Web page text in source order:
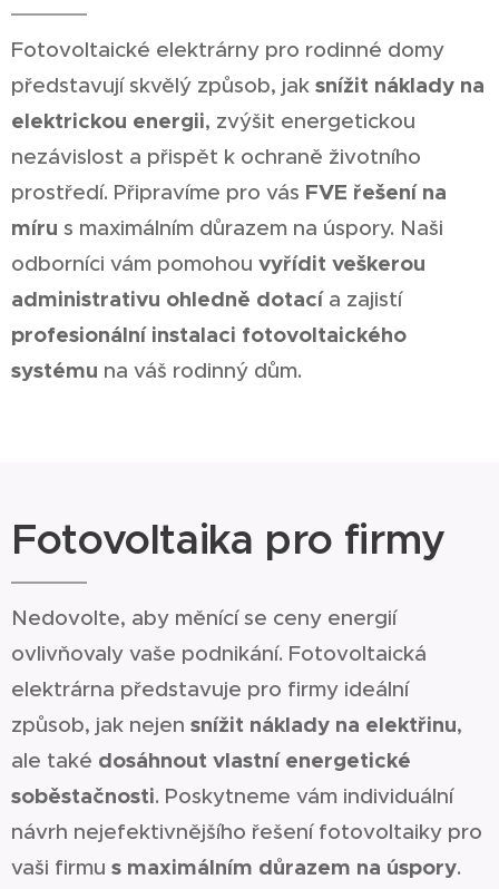
Fotovoltaické elektrárny pro rodinné domy
představují skvělý způsob, jak snížit náklady na
elektrickou energii, zvýšit energetickou
nezávislost a přispět k ochraně životního
prostředí. Připravíme pro vás FVE řešení na
míru s maximálním důrazem na úspory. Naši
odborníci vám pomohou vyřídit veškerou
administrativu ohledně dotacía zajistí
profesionální instalaci fotovoltaického
systému na váš rodinný dům.
Fotovoltaika pro firmy
Nedovolte, aby měnící se ceny energií
ovlivňovaly vaše podnikání. Fotovoltaická
elektrárna představuje pro firmy ideální
způsob, jak nejen snížit náklady na elektřinu,
ale také dosáhnout vlastní energetické
soběstačnosti. Poskytneme vám individuální
návrh nejefektivnějšího řešení fotovoltaiky pro
vaši firmu s maximálním důrazem na úspory.